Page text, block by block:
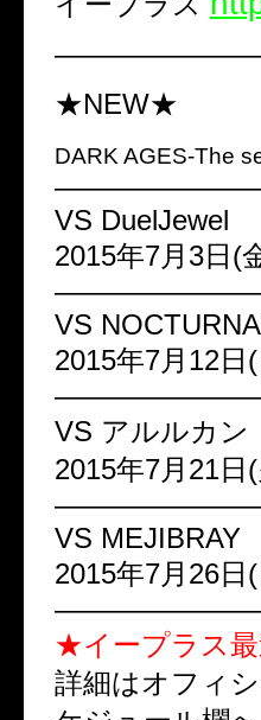
★NEW★
DARK AGES-The
VS DuelJewel
2015年7月3日(
VS
2015年7月12日
VS アルルカン
2015年7月21日
VS MEJIBRAY
2015年7月26日
★イープラス最
詳細はオフィ